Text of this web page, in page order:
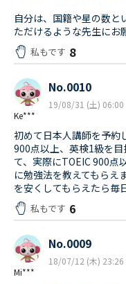
自分は、国籍や星の数と
ただけるような先生にお
私もです 8
Ke***
No.0010
19/08/31 (土) 06:00
初めて日本人講師を予約
900点以上、英検1級を
て、実際にTOEIC 900点
に勉強法を教えてもらえ
を安くしてもらえたら
私もです 6
Mi***
No.0009
18/07/12 (木) 23:26